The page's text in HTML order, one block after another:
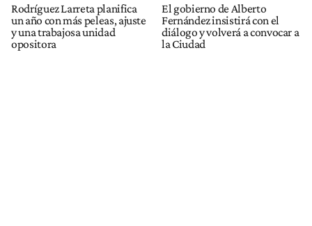
Rodríguez Larreta planifica
un año con más peleas, ajuste
y una trabajosa unidad
opositora
El gobierno de Alberto
Fernández insistirá con el
diálogo y volverá a convocar a
la Ciudad